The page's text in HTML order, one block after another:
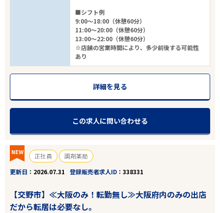
■シフト例
9:00～18:00（休憩60分）
11:00～20:00（休憩60分）
13:00～22:00（休憩60分）
※店舗の営業時間により、多少前後する可能性
あり
詳細を見る
この求人に問い合わせる
NEW 正社員
調剤薬局
更新日
2026.07.31 登録販売者求人ID 338331
【交野市】≪大阪のみ！転勤無し≫大阪府内のみの出店
だから転居は必要なし。